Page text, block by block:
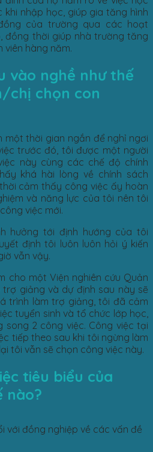
nhập học, giúp gia tăng hình
của trường qua các hoạt
đồng thời giúp nhà trường tăng
viên hàng năm.
vào nghề như thế
chị chọn con
một thời gian ngắn để nghỉ ngơi
trước đó, tôi được một người
này cùng các chế độ chính
khá hài lòng về chính sách
cảm thấy công việc ấy hoàn
và năng lực của tôi nên tôi
việc mới.
hưởng tới định hướng của tôi
định tôi luôn luôn hỏi ý kiến
vẫn vậy.
cho một Viện nghiên cứu Quản
giảng và dự định sau này sẽ
trình làm trợ giảng, tôi đã cảm
tuyển sinh và tổ chức lớp học,
song 2 công việc. Công việc tại
tiếp theo sau khi tôi ngừng làm
tôi vẫn sẽ chọn công việc này.
tiêu biểu của
nào?
với đồng nghiệp về các vấn đề